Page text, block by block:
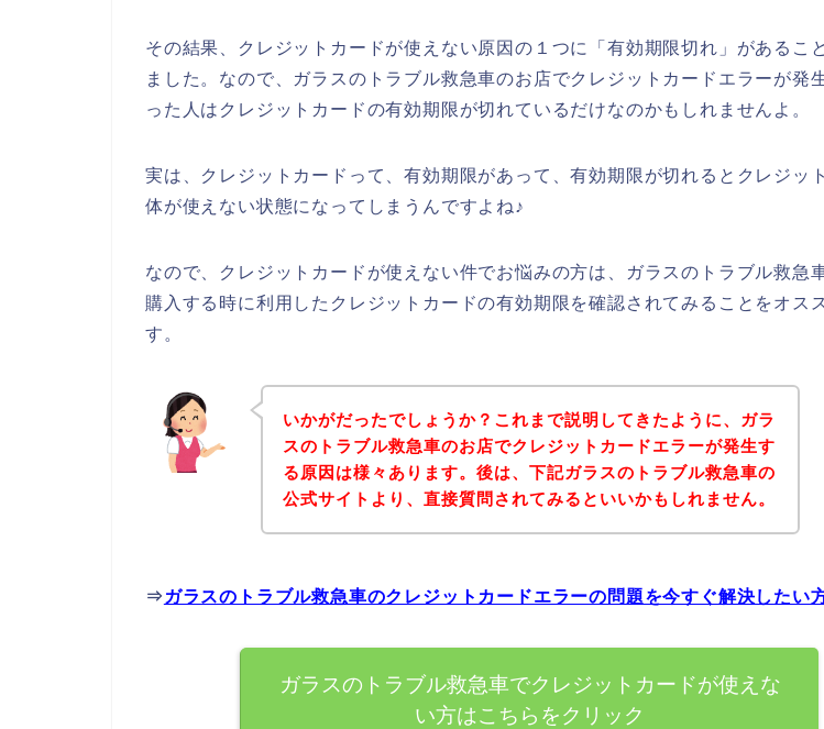
その結果、クレジットカードが使えない原因の１つに「有効期限切れ」があるこ
ました。なので、ガラスのトラブル救急車のお店でクレジットカードエラーが発
った人はクレジットカードの有効期限が切れているだけなのかもしれませんよ。
実は、クレジットカードって、有効期限があって、有効期限が切れるとクレジッ
体が使えない状態になってしまうんですよね♪
なので、クレジットカードが使えない件でお悩みの方は、ガラスのトラブル救急
購入する時に利用したクレジットカードの有効期限を確認されてみることをオス
す。
いかがだったでしょうか？これまで説明してきたように、ガラ
スのトラブル救急車のお店でクレジットカードエラーが発生す
る原因は様々あります。後は、下記ガラスのトラブル救急車の
公式サイトより、直接質問されてみるといいかもしれません。
⇒ ガラスのトラブル救急車のクレジットカードエラーの問題を今すぐ解決したい
ガラスのトラブル救急車でクレジットカードが使えな
い方はこちらをクリック